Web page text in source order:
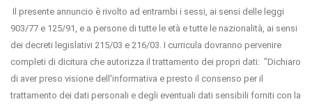
Il presente annuncio è rivolto ad entrambi i sessi, ai sensi delle leggi
903/77 e 125/91, e a persone di tutte le età e tutte le nazionalità, ai sensi
dei decreti legislativi 215/03 e 216/03. I curricula dovranno pervenire
completi di dicitura che autorizza il trattamento dei propri dati: "Dichiaro
di aver preso visione dell'informativa e presto il consenso per il
trattamento dei dati personali e degli eventuali dati sensibili forniti con la